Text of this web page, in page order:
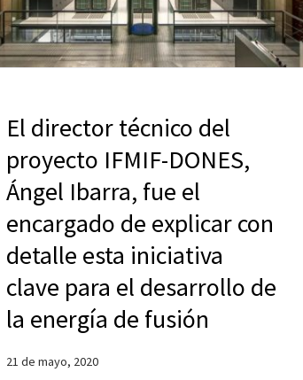
El director técnico del
proyecto IFMIF-DONES,
Ángel Ibarra, fue el
encargado de explicar con
detalle esta iniciativa
clave para el desarrollo de
la energía de fusión
21 de mayo, 2020